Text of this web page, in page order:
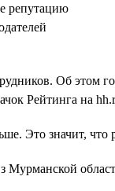
репутацию
Об этом
Рейтинга на
Это значит, что
Мурманской